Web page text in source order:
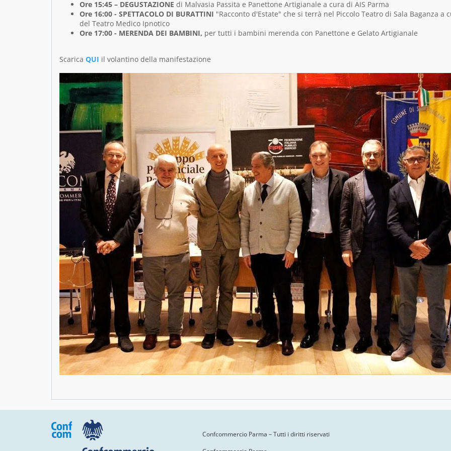
Ore 15:45 – DEGUSTAZIONE di Malvasia Passita e Panettone Artigianale a cura di AIS Parma
Ore 16:00 - SPETTACOLO DI BURATTINI "Racconto d'Estate" che si terrà nel Piccolo Teatro di Sala Baganza a
del Teatro Medico Ipnotico
Ore 17:00 - MERENDA DEI BAMBINI, per tutti i bambini merenda con Panettone e Gelato Artigianale
Scarica QUI il volantino della manifestazione
Confcommercio Parma – Tutti i diritti riservati